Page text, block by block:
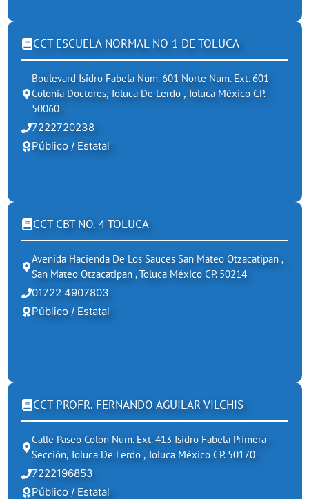
CCT ESCUELA NORMAL NO 1 DE TOLUCA
Boulevard Isidro Fabela Num. 601 Norte Num. Ext. 601
Colonia Doctores, Toluca De Lerdo , Toluca México CP.
50060
7222720238
Público / Estatal
CCT CBT NO. 4 TOLUCA
Avenida Hacienda De Los Sauces San Mateo Otzacatipan ,
San Mateo Otzacatipan , Toluca México CP. 50214
01722 4907803
Público / Estatal
CCT PROFR. FERNANDO AGUILAR VILCHIS
Calle Paseo Colon Num. Ext. 413 Isidro Fabela Primera
Sección, Toluca De Lerdo , Toluca México CP. 50170
7222196853
Público / Estatal